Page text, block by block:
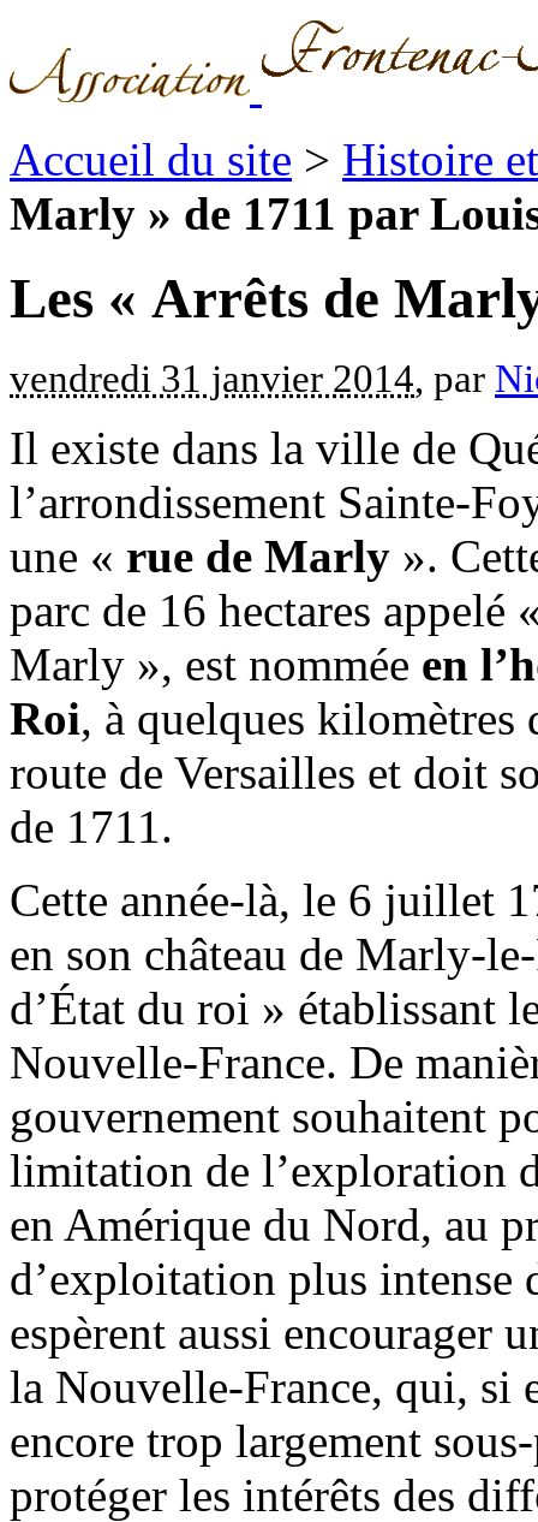
Accueil du site > Histoire
Marly » de 1711 par
Les « Arrêts de
vendredi 31 janvier 2014, par
Il existe dans la ville de
l’arrondissement Sainte-
une « rue de Marly ».
parc de 16 hectares
Marly », est nommée en
Roi, à quelques
route de Versailles et doit
de 1711.
Cette année-là, le 6 juillet
en son château de Marly-
d’État du roi » établissant
Nouvelle-France. De
gouvernement souhaitent
limitation de l’exploration
en Amérique du Nord, au
d’exploitation plus intense
espèrent aussi encourager
la Nouvelle-France, qui, si
encore trop largement
protéger les intérêts des